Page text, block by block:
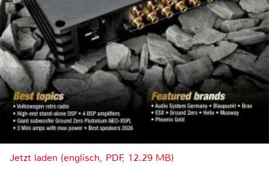
Jetzt laden (englisch, PDF, 12.29 MB)